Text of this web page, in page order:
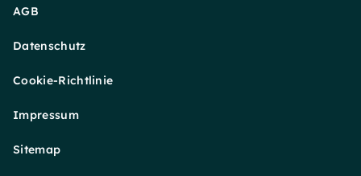
AGB
Datenschutz
Cookie-Richtlinie
Impressum
Sitemap